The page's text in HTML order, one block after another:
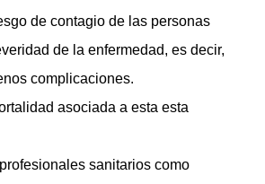
de contagio de las personas
de la enfermedad, es decir,
complicaciones.
asociada a esta esta
sanitarios como